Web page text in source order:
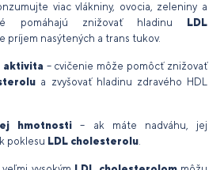
viac vlákniny, ovocia, zeleniny a
pomáhajú znižovať hladinu
LDL
príjem nasýtených a trans tukov.
aktivita – cvičenie môže pomôcť znižovať
a zvyšovať hladinu zdravého HDL
hmotnosti – ak máte nadváhu, jej
poklesu LDL cholesterolu.